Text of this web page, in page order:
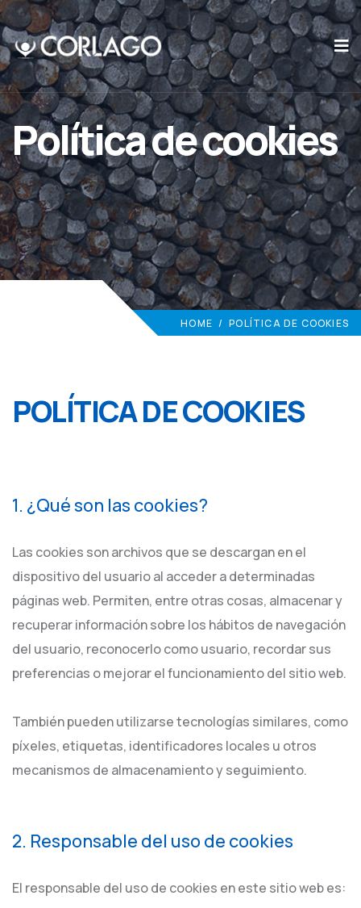
Política de cookies
HOME / POLÍTICA DE COOKIES
POLÍTICA DE COOKIES
1. ¿Qué son las cookies?
Las cookies son archivos que se descargan en el
dispositivo del usuario al acceder a determinadas
páginas web. Permiten, entre otras cosas, almacenar y
recuperar información sobre los hábitos de navegación
del usuario, reconocerlo como usuario, recordar sus
preferencias o mejorar el funcionamiento del sitio web.
También pueden utilizarse tecnologías similares, como
píxeles, etiquetas, identificadores locales u otros
mecanismos de almacenamiento y seguimiento.
2. Responsable del uso de cookies
El responsable del uso de cookies en este sitio web es: